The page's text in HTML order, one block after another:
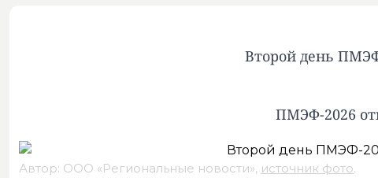
Второй день
ПМЭФ-2026
Автор: ООО «Региональные новости», источник фото.